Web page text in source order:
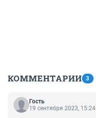
КОММЕНТАРИИ 3
Гость
19 сентября 2023, 15:24